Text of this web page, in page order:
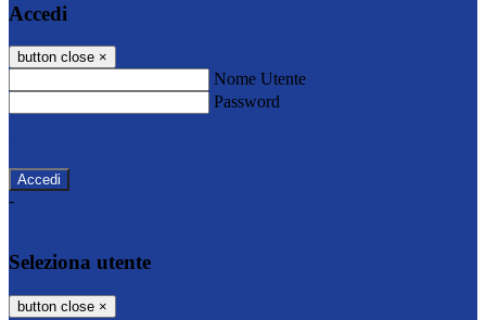
Accedi
button close ×
Nome Utente
Password
-
Seleziona utente
button close ×